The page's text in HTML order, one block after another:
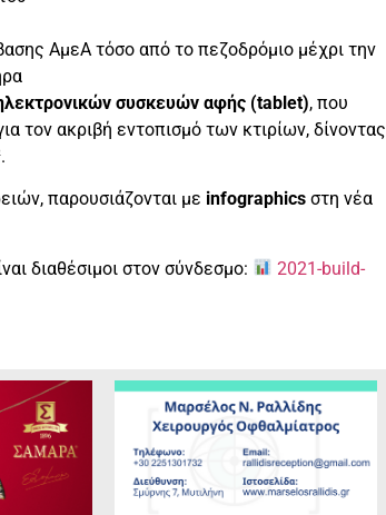
ΑμεΑ τόσο από το πεζοδρόμιο μέχρι την
συσκευών αφής (tablet), που
τον ακριβή εντοπισμό των κτιρίων, δίνοντας
παρουσιάζονται με infographics στη νέα
διαθέσιμοι στον σύνδεσμο:
2021-build-